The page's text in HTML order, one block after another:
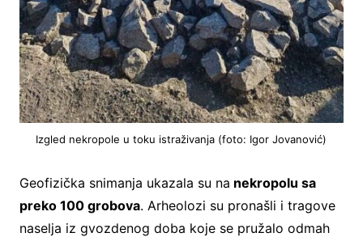
Izgled nekropole u toku istraživanja (foto: Igor Jovanović)
Geofizička snimanja ukazala su na nekropolu sa
preko 100 grobova. Arheolozi su pronašli i tragove
naselja iz gvozdenog doba koje se pružalo odmah